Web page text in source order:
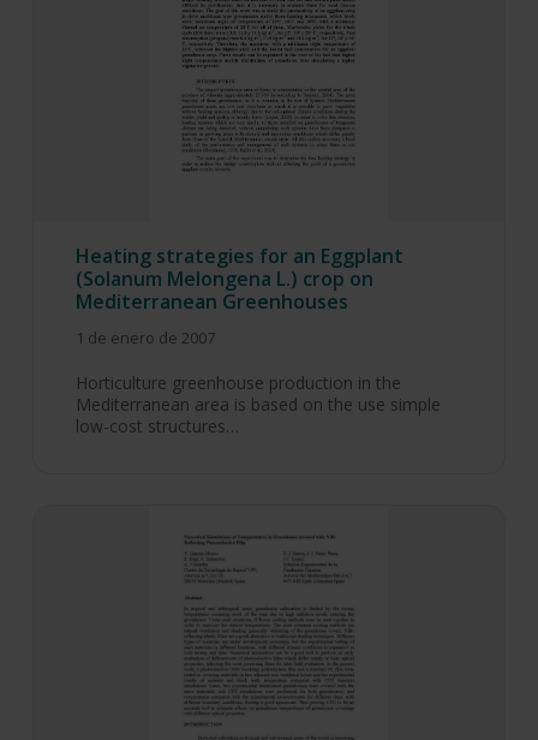
Heating strategies for an Eggplant
(Solanum Melongena L.) crop on
Mediterranean Greenhouses
1 de enero de 2007
Horticulture greenhouse production in the
Mediterranean area is based on the use simple
low-cost structures…